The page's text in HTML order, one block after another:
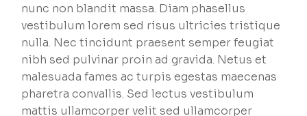
nunc non blandit massa. Diam phasellus
vestibulum lorem sed risus ultricies tristique
nulla. Nec tincidunt praesent semper feugiat
nibh sed pulvinar proin ad gravida. Netus et
malesuada fames ac turpis egestas maecenas
pharetra convallis. Sed lectus vestibulum
mattis ullamcorper velit sed ullamcorper